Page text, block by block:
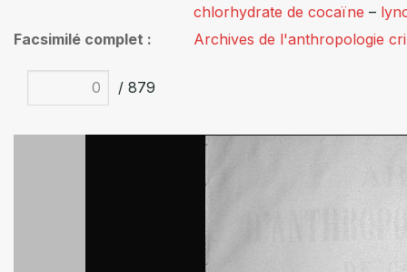
chlorhydrate de cocaïne –
Facsimilé complet
Archives de l'anthropologie
/ 879